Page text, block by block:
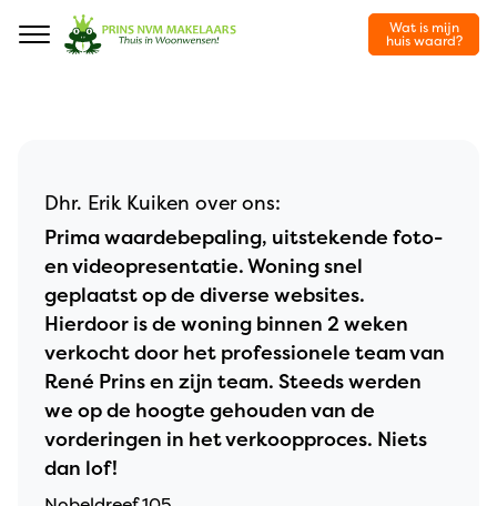
Navigation
Wat is mijn
huis waard?
Dhr. Erik Kuiken over ons:
Prima waardebepaling, uitstekende foto-
en videopresentatie. Woning snel
geplaatst op de diverse websites.
Hierdoor is de woning binnen 2 weken
verkocht door het professionele team van
René Prins en zijn team. Steeds werden
we op de hoogte gehouden van de
vorderingen in het verkoopproces. Niets
dan lof!